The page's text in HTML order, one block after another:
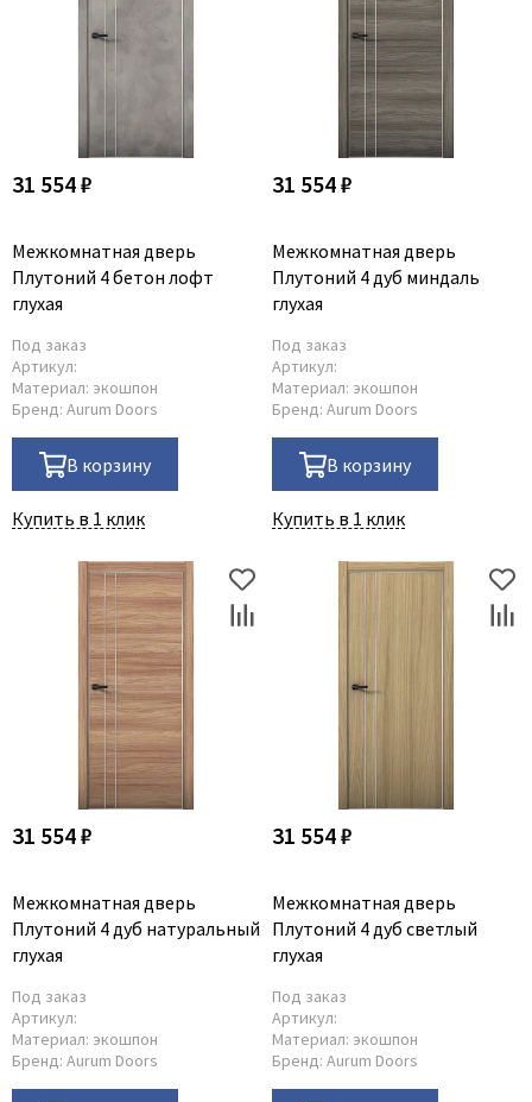
31 554 ₽
Межкомнатная дверь
Плутоний 4 бетон лофт
глухая
Под заказ
Артикул:
Материал: экошпон
Бренд: Aurum Doors
В корзину
Купить в 1 клик
31 554 ₽
Межкомнатная дверь
Плутоний 4 дуб миндаль
глухая
Под заказ
Артикул:
Материал: экошпон
Бренд: Aurum Doors
В корзину
Купить в 1 клик
31 554 ₽
Межкомнатная дверь
Плутоний 4 дуб натуральный
глухая
Под заказ
Артикул:
Материал: экошпон
Бренд: Aurum Doors
31 554 ₽
Межкомнатная дверь
Плутоний 4 дуб светлый
глухая
Под заказ
Артикул:
Материал: экошпон
Бренд: Aurum Doors